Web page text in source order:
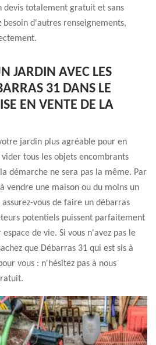
devis totalement gratuit et sans
besoin d'autres renseignements,
JARDIN AVEC LES
31 DANS LE
EN VENTE DE LA
jardin plus agréable pour en
tous les objets encombrants
démarche ne sera pas la même. Par
vendre une maison ou du moins un
vous de faire un débarras
potentiels puissent parfaitement
de vie. Si vous n'avez pas le
que Débarras 31 qui est sis à
vous : n'hésitez pas à nous